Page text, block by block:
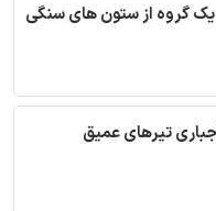
یک گروه از ستون های سنگی
تیرهای عمیق